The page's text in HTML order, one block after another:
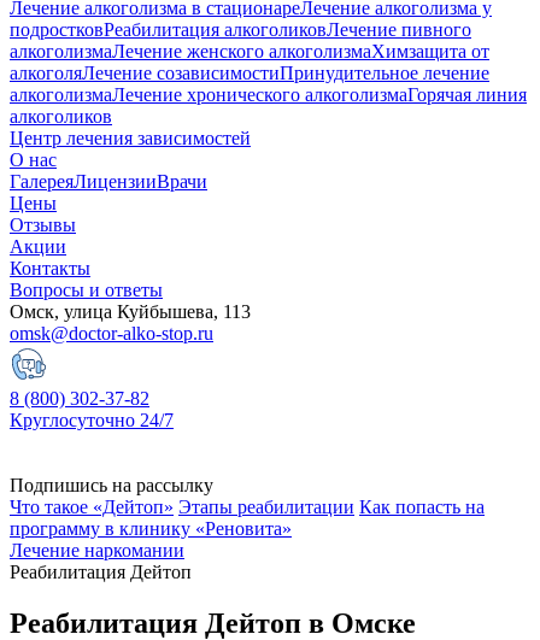
Лечение алкоголизма в стационареЛечение алкоголизма у
подростковРеабилитация алкоголиковЛечение пивного
алкоголизмаЛечение женского алкоголизмаХимзащита от
алкоголяЛечение созависимостиПринудительное лечение
алкоголизмаЛечение хронического алкоголизмаГорячая линия
алкоголиков
Центр лечения зависимостей
О нас
ГалереяЛицензииВрачи
Цены
Отзывы
Акции
Контакты
Вопросы и ответы
Омск, улица Куйбышева, 113
omsk@doctor-alko-stop.ru
8 (800) 302-37-82
Круглосуточно 24/7
Подпишись на рассылку
Что такое «Дейтоп» Этапы реабилитации Как попасть на
программу в клинику «Реновита»
Лечение наркомании
Реабилитация Дейтоп
Реабилитация Дейтоп в Омске